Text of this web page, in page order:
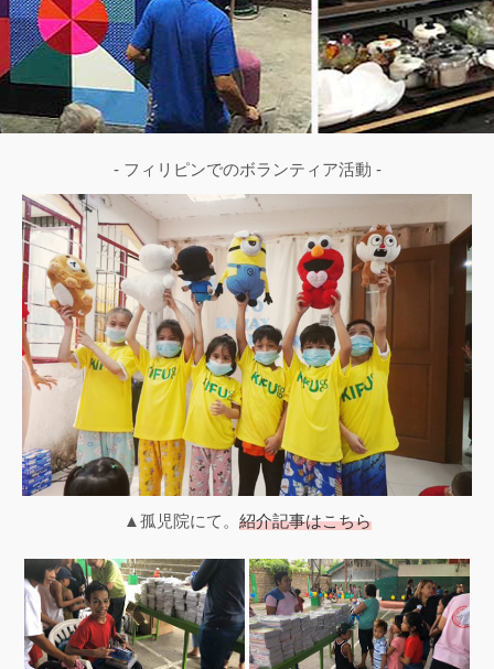
- フィリピンでのボランティア活動 -
▲孤児院にて。 紹介記事はこちら